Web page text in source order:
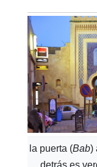
la puerta (Bab)
detrás es